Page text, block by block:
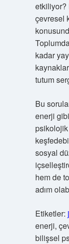
etkiliyor?
çevresel
kadar
tutum
Bu
enerji
sosyal
hem de
adım
Etiketler:
enerji,
bilişsel